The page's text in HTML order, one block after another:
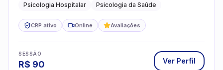
Psicologia Hospitalar
Psicologia da Saúde
CRP ativo Online Avaliações
SESSÃO
R$ 90 Ver Perfil